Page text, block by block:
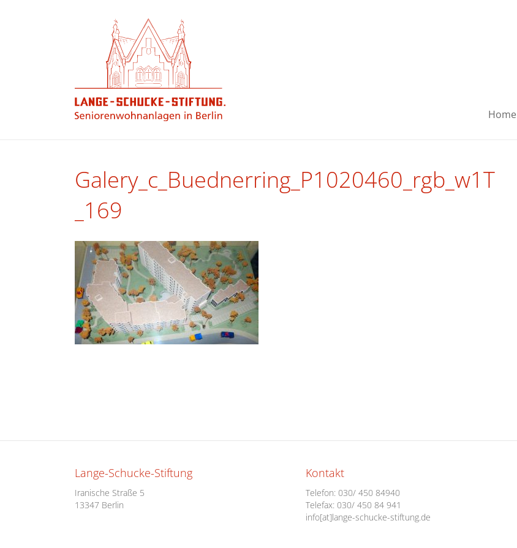
Home
Galery_c_Buednerring_P1020460_rgb_w1T
_169
Lange-Schucke-Stiftung
Iranische Straße 5
13347 Berlin
Kontakt
Telefon: 030/ 450 84940
Telefax: 030/ 450 84 941
info[at]lange-schucke-stiftung.de